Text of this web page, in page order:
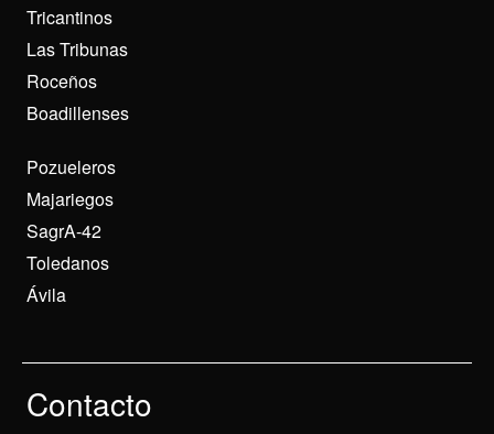
Tricantinos
Las Tribunas
Roceños
Boadillenses
Pozueleros
Majariegos
SagrA-42
Toledanos
Ávila
Contacto